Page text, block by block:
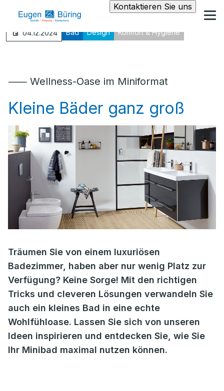
Kontaktieren Sie uns
04.12.2024 Bad Design Komfort & Hygiene
⸺ Wellness-Oase im Miniformat
Kleine Bäder ganz groß
Träumen Sie von einem luxuriösen
Badezimmer, haben aber nur wenig Platz zur
Verfügung? Keine Sorge! Mit den richtigen
Tricks und cleveren Lösungen verwandeln Sie
auch ein kleines Bad in eine echte
Wohlfühloase. Lassen Sie sich von unseren
Ideen inspirieren und entdecken Sie, wie Sie
Ihr Minibad maximal nutzen können.